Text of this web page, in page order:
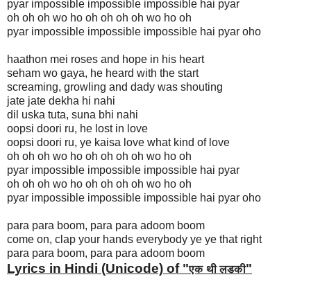
pyar impossible impossible impossible hai pyar
oh oh oh wo ho oh oh oh oh wo ho oh
pyar impossible impossible impossible hai pyar oho
haathon mei roses and hope in his heart
seham wo gaya, he heard with the start
screaming, growling and dady was shouting
jate jate dekha hi nahi
dil uska tuta, suna bhi nahi
oopsi doori ru, he lost in love
oopsi doori ru, ye kaisa love what kind of love
oh oh oh wo ho oh oh oh oh wo ho oh
pyar impossible impossible impossible hai pyar
oh oh oh wo ho oh oh oh oh wo ho oh
pyar impossible impossible impossible hai pyar oho
para para boom, para para adoom boom
come on, clap your hands everybody ye ye that right
para para boom, para para adoom boom
Lyrics in Hindi (Unicode) of "एक थी लडकी"